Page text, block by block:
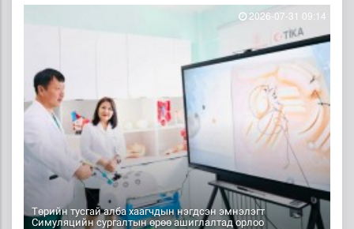
Төрийн тусгай алба хаагчдын нэгдсэн эмнэлэгт
Симуляцийн сургалтын өрөө ашиглалтад орлоо
2026-07-31 09:14